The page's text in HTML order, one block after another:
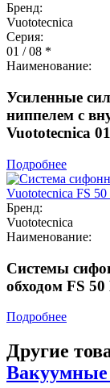
Бренд:
Vuototecnica
Серия:
01 / 08 *
Наименование:
Усиленные
ниппелем с
Vuototecnica
Подробнее
Бренд:
Vuototecnica
Наименование:
Системы
обходом FS
Подробнее
Другие
Вакуумные